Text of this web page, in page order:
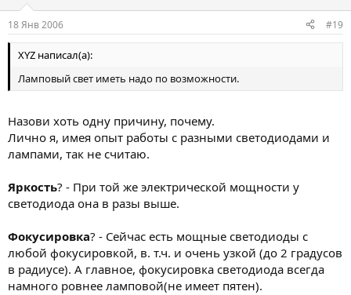
18 Янв 2006 #19
XYZ написал(а):
Ламповый свет иметь надо по возможности.
Назови хоть одну причину, почему.
Лично я, имея опыт работы с разными светодиодами и
лампами, так не считаю.
Яркость? - При той же электрической мощности у
светодиода она в разы выше.
Фокусировка? - Сейчас есть мощные светодиоды с
любой фокусировкой, в. т.ч. и очень узкой (до 2 градусов
в радиусе). А главное, фокусировка светодиода всегда
намного ровнее ламповой(не имеет пятен).